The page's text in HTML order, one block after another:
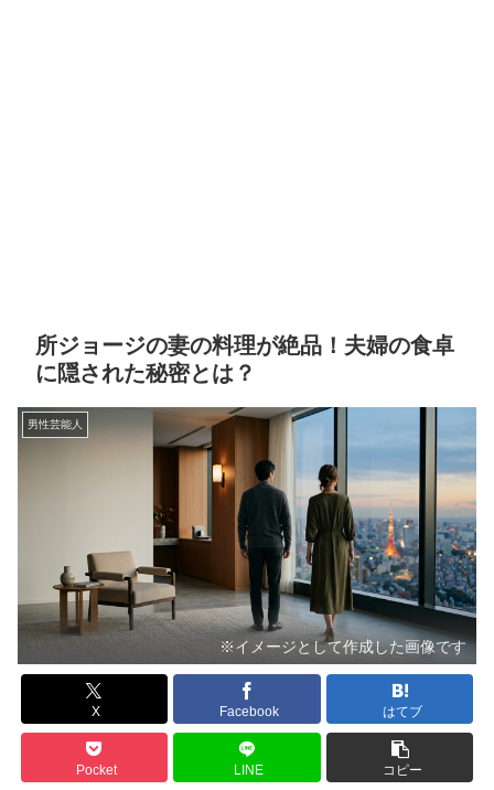
所ジョージの妻の料理が絶品！夫婦の食卓
に隠された秘密とは？
男性芸能人
※イメージとして作成した画像です
X Facebook はてブ
Pocket LINE コピー